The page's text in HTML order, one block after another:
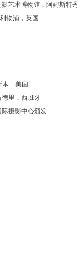
影艺术博物馆，阿姆斯特
物浦，英国
本，美国
德里，西班牙
际摄影中心颁发